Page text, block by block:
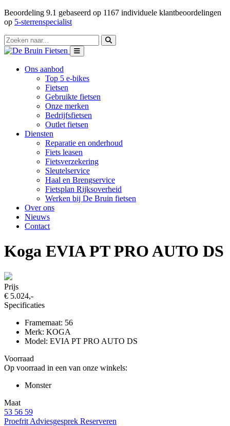
Beoordeling 9.1 gebaseerd op 1167 individuele klantbeoordelingen
op 5-sterrenspecialist
Ons aanbod
Top 5 e-bikes
Fietsen
Gebruikte fietsen
Onze merken
Bedrijfsfietsen
Outlet fietsen
Diensten
Reparatie en onderhoud
Fiets leasen
Fietsverzekering
Sleutelservice
Haal en Brengservice
Fietsplan Rijksoverheid
Werken bij De Bruin fietsen
Over ons
Nieuws
Contact
Koga EVIA PT PRO AUTO DS
Prijs
€ 5.024,-
Specificaties
Framemaat: 56
Merk: KOGA
Model: EVIA PT PRO AUTO DS
Voorraad
Op voorraad in een van onze winkels:
Monster
Maat
53 56 59
Proefrit Adviesgesprek Reserveren